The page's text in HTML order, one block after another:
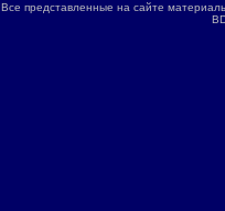
Все представленные на сайте